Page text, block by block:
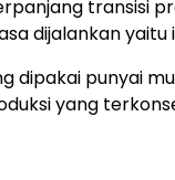
transisi
dijalankan
dipakai punyai
yang